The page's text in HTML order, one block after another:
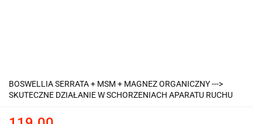
BOSWELLIA SERRATA + MSM + MAGNEZ ORGANICZNY --->
SKUTECZNE DZIAŁANIE W SCHORZENIACH APARATU RUCHU